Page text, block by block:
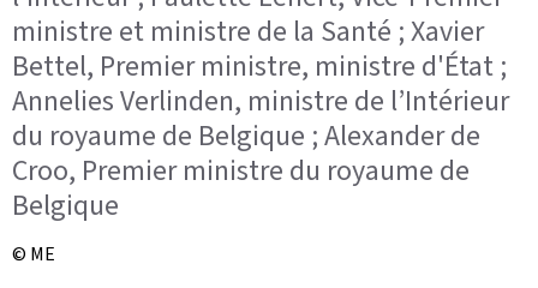
ministre et ministre de la Santé ; Xavier
Bettel, Premier ministre, ministre d'État ;
Annelies Verlinden, ministre de l’Intérieur
du royaume de Belgique ; Alexander de
Croo, Premier ministre du royaume de
Belgique
© ME